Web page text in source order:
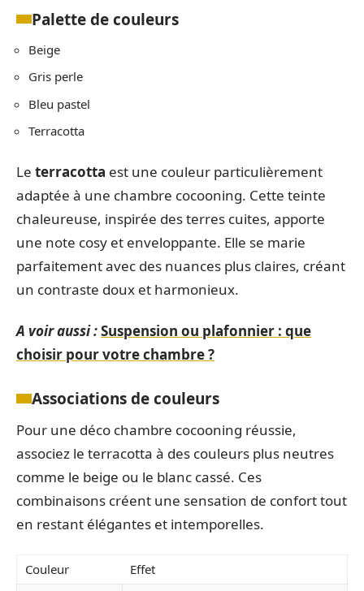
Palette de couleurs
Beige
Gris perle
Bleu pastel
Terracotta
Le terracotta est une couleur particulièrement
adaptée à une chambre cocooning. Cette teinte
chaleureuse, inspirée des terres cuites, apporte
une note cosy et enveloppante. Elle se marie
parfaitement avec des nuances plus claires, créant
un contraste doux et harmonieux.
A voir aussi :Suspension ou plafonnier : que
choisir pour votre chambre ?
Associations de couleurs
Pour une déco chambre cocooning réussie,
associez le terracotta à des couleurs plus neutres
comme le beige ou le blanc cassé. Ces
combinaisons créent une sensation de confort tout
en restant élégantes et intemporelles.
Couleur
Effet